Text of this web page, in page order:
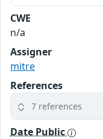
CWE
n/a
Assigner
mitre
References
7 references
Date Public